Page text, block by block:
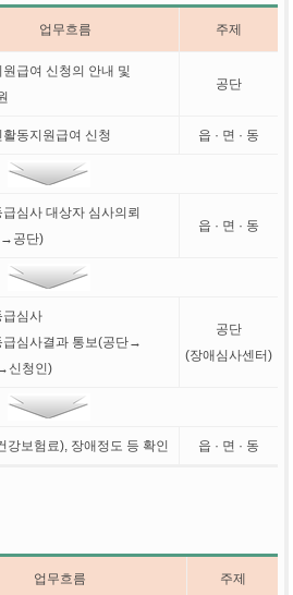
업무흐름 주제
원급여 신청의 안내 및
공단
활동지원급여 신청 읍 · 면 · 동
급심사 대상자 심사의뢰
→공단)
읍 · 면 · 동
급심사
급심사결과 통보(공단→
신청인)
공단
(장애심사센터)
강보험료), 장애정도 등 확인 읍 · 면 · 동
업무흐름 주제